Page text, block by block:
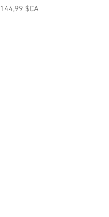
Prix
144,99 $CA